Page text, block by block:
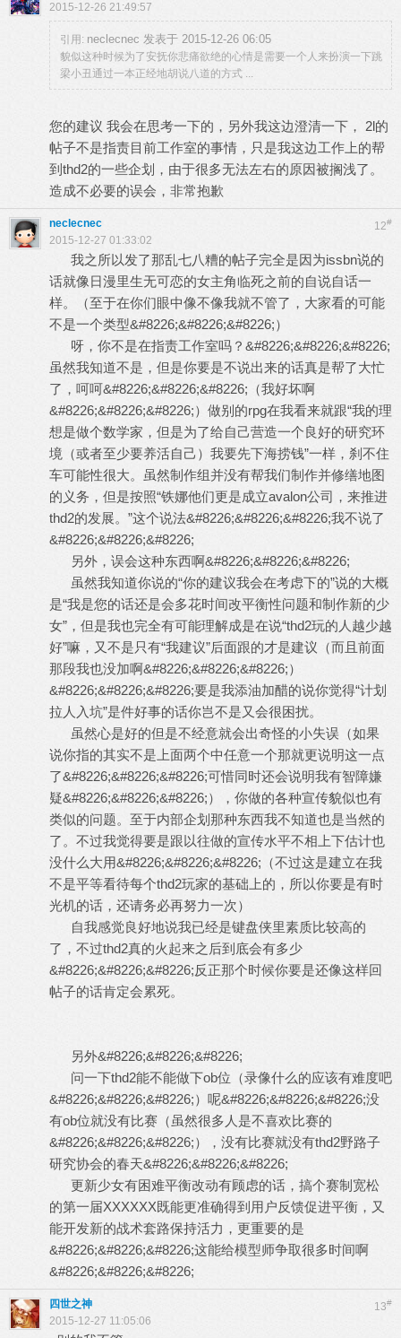
2015-12-26 21:49:57
引用: neclecnec 发表于 2015-12-26 06:05
貌似这种时候为了安抚你悲痛欲绝的心情是需要一个人来扮演一下跳
梁小丑通过一本正经地胡说八道的方式 ...
您的建议 我会在思考一下的，另外我这边澄清一下， 2l的
帖子不是指责目前工作室的事情，只是我这边工作上的帮
到thd2的一些企划，由于很多无法左右的原因被搁浅了。
造成不必要的误会，非常抱歉
12#
neclecnec
2015-12-27 01:33:02
我之所以发了那乱七八糟的帖子完全是因为issbn说的
话就像日漫里生无可恋的女主角临死之前的自说自话一
样。（至于在你们眼中像不像我就不管了，大家看的可能
不是一个类型&#8226;&#8226;&#8226;）
呀，你不是在指责工作室吗？&#8226;&#8226;&#8226;
虽然我知道不是，但是你要是不说出来的话真是帮了大忙
了，呵呵&#8226;&#8226;&#8226;（我好坏啊
&#8226;&#8226;&#8226;）做别的rpg在我看来就跟“我的理
想是做个数学家，但是为了给自己营造一个良好的研究环
境（或者至少要养活自己）我要先下海捞钱”一样，刹不住
车可能性很大。虽然制作组并没有帮我们制作并修缮地图
的义务，但是按照“铁娜他们更是成立avalon公司，来推进
thd2的发展。”这个说法&#8226;&#8226;&#8226;我不说了
&#8226;&#8226;&#8226;
另外，误会这种东西啊&#8226;&#8226;&#8226;
虽然我知道你说的“你的建议我会在考虑下的”说的大概
是“我是您的话还是会多花时间改平衡性问题和制作新的少
女”，但是我也完全有可能理解成是在说“thd2玩的人越少越
好”嘛，又不是只有“我建议”后面跟的才是建议（而且前面
那段我也没加啊&#8226;&#8226;&#8226;）
&#8226;&#8226;&#8226;要是我添油加醋的说你觉得“计划
拉人入坑”是件好事的话你岂不是又会很困扰。
虽然心是好的但是不经意就会出奇怪的小失误（如果
说你指的其实不是上面两个中任意一个那就更说明这一点
了&#8226;&#8226;&#8226;可惜同时还会说明我有智障嫌
疑&#8226;&#8226;&#8226;），你做的各种宣传貌似也有
类似的问题。至于内部企划那种东西我不知道也是当然的
了。不过我觉得要是跟以往做的宣传水平不相上下估计也
没什么大用&#8226;&#8226;&#8226;（不过这是建立在我
不是平等看待每个thd2玩家的基础上的，所以你要是有时
光机的话，还请务必再努力一次）
自我感觉良好地说我已经是键盘侠里素质比较高的
了，不过thd2真的火起来之后到底会有多少
&#8226;&#8226;&#8226;反正那个时候你要是还像这样回
帖子的话肯定会累死。
另外&#8226;&#8226;&#8226;
问一下thd2能不能做下ob位（录像什么的应该有难度吧
&#8226;&#8226;&#8226;）呢&#8226;&#8226;&#8226;没
有ob位就没有比赛（虽然很多人是不喜欢比赛的
&#8226;&#8226;&#8226;），没有比赛就没有thd2野路子
研究协会的春天&#8226;&#8226;&#8226;
更新少女有困难平衡改动有顾虑的话，搞个赛制宽松
的第一届XXXXXX既能更准确得到用户反馈促进平衡，又
能开发新的战术套路保持活力，更重要的是
&#8226;&#8226;&#8226;这能给模型师争取很多时间啊
&#8226;&#8226;&#8226;
13#
四世之神
2015-12-27 11:05:06